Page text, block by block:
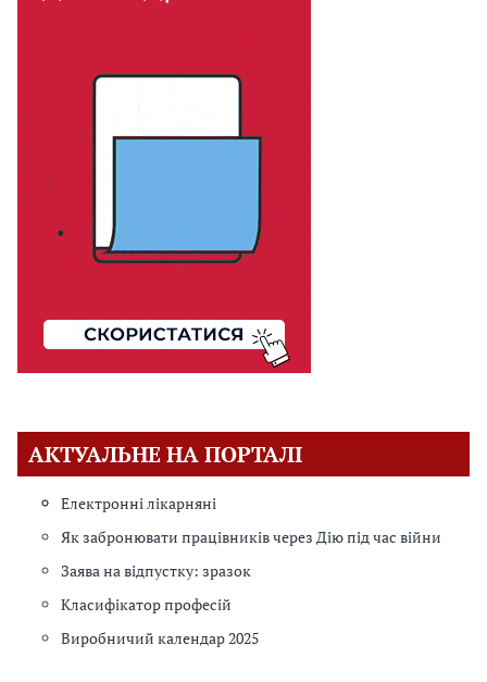
АКТУАЛЬНЕ НА ПОРТАЛІ
Електронні лікарняні
Як забронювати працівників через Дію під час війни
Заява на відпустку: зразок
Класифікатор професій
Виробничий календар 2025